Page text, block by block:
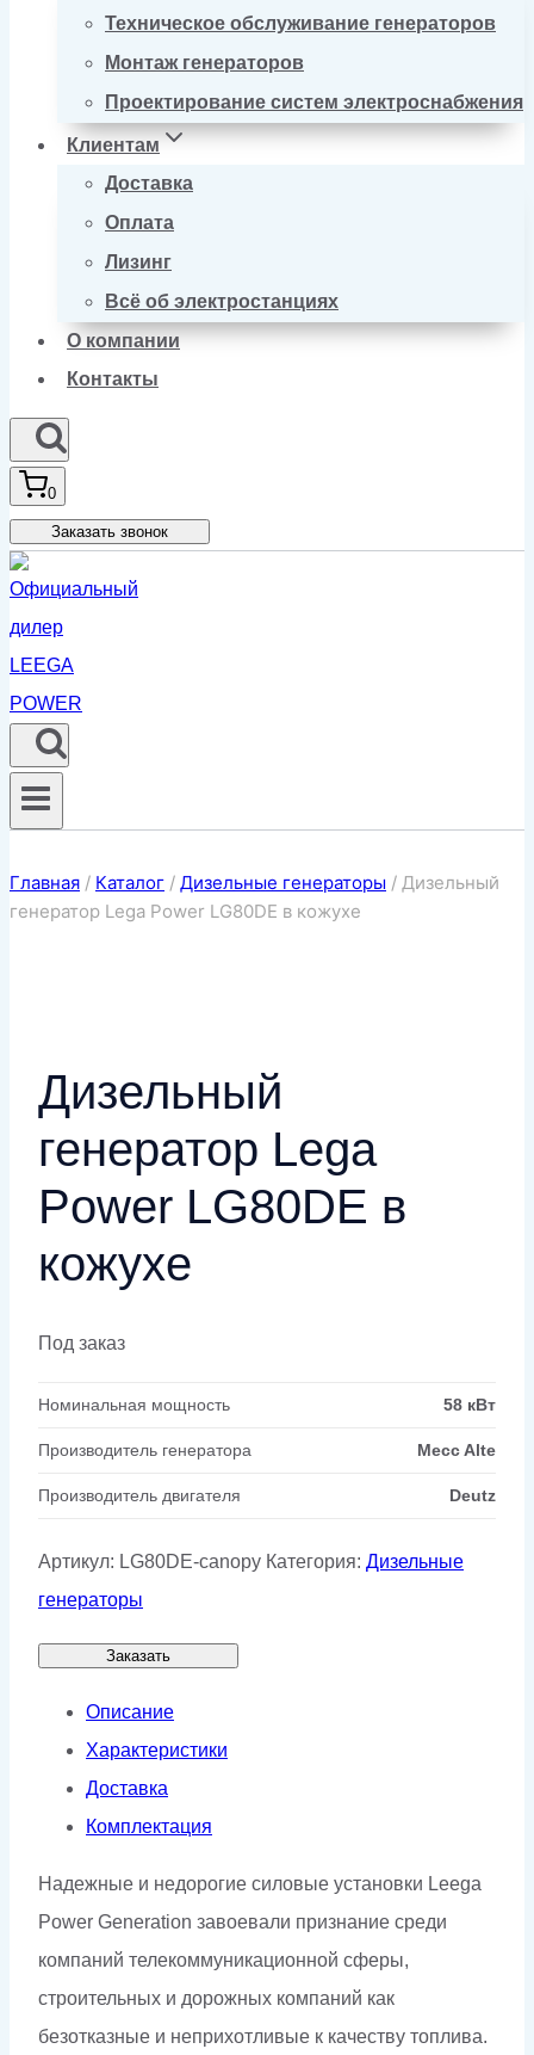
Техническое обслуживание генераторов
Монтаж генераторов
Проектирование систем электроснабжения
Клиентам
Доставка
Оплата
Лизинг
Всё об электростанциях
О компании
Контакты
0
Заказать звонок
Главная / Каталог / Дизельные генераторы / Дизельный
генератор Lega Power LG80DE в кожухе
Дизельный
генератор Lega
Power LG80DE в
кожухе
Под заказ
Номинальная мощность 58 кВт
Производитель генератора Mecc Alte
Производитель двигателя Deutz
Артикул: LG80DE-canopy Категория: Дизельные
генераторы
Заказать
Описание
Характеристики
Доставка
Комплектация
Надежные и недорогие силовые установки Leega
Power Generation завоевали признание среди
компаний телекоммуникационной сферы,
строительных и дорожных компаний как
безотказные и неприхотливые к качеству топлива.